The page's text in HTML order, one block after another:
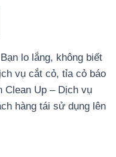
lo lắng, không biết
vụ cắt cỏ, tỉa cỏ báo
Clean Up – Dịch vụ
hàng tái sử dụng lên